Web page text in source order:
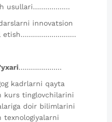
usullari………………
innovatsion
etish………………………
…………………
kadrlarni qayta
kurs tinglovchilarini
doir bilimlarini